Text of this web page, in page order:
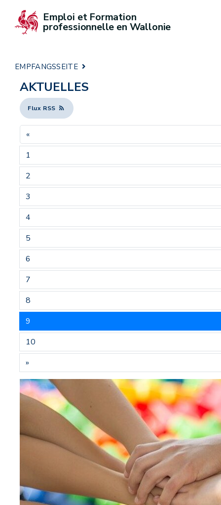
Emploi et Formation
professionnelle en Wallonie
EMPFANGSSEITE
AKTUELLES
Flux RSS
«
1
2
3
4
5
6
7
8
9
10
»